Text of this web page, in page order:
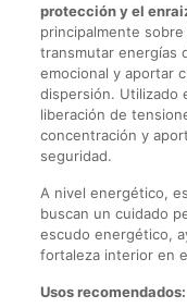
protección y el
principalmente
transmutar energías
emocional y aportar
dispersión. Utilizado
liberación de
concentración y
seguridad.
A nivel energético,
buscan un cuidado
escudo energético,
fortaleza interior en
Usos recomendados: